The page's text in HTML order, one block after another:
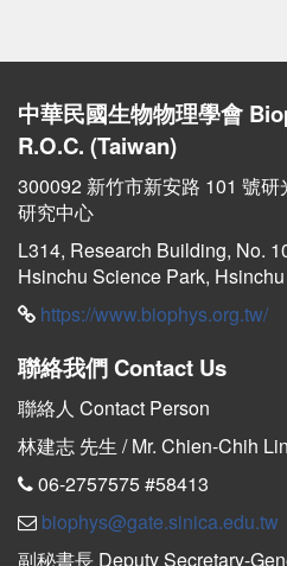
中華民國生物物理學會
R.O.C. (Taiwan)
300092 新竹市新安路 101 號
研究中心
L314, Research Building, No.
Hsinchu Science Park,
https://www.biophys.org.tw/
聯絡我們 Contact Us
聯絡人 Contact Person
林建志 先生 / Mr. Chien-Chih Lin
06-2757575 #58413
biophys@gate.sinica.edu.tw
副秘書長 Deputy Secretary-